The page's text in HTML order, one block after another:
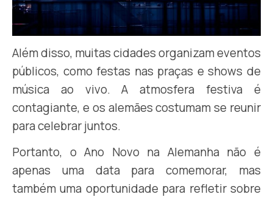
Além disso, muitas cidades organizam eventos
públicos, como festas nas praças e shows de
música ao vivo. A atmosfera festiva é
contagiante, e os alemães costumam se reunir
para celebrar juntos.
Portanto, o Ano Novo na Alemanha não é
apenas uma data para comemorar, mas
também uma oportunidade para refletir sobre